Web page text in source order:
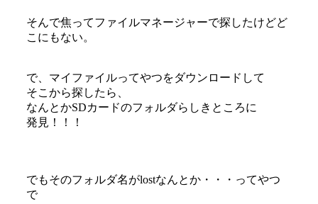
そんで焦ってファイルマネージャーで探したけどど
こにもない。
で、マイファイルってやつをダウンロードして
そこから探したら、
なんとかSDカードのフォルダらしきところに
発見！！！
でもそのフォルダ名がlostなんとか・・・ってやつ
で